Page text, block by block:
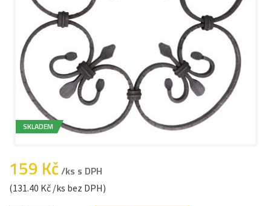
SKLADEM
159 Kč/ks s DPH
(131.40 Kč /ks bez DPH)